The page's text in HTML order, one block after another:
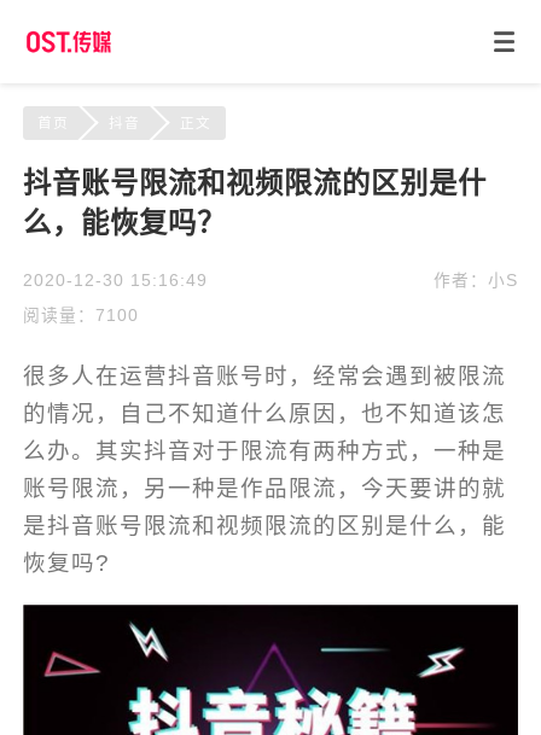
首页 正文
抖音账号限流和视频限流的区别是什
么，能恢复吗？
2020-12-30 15:16:49
阅读量：7100
作者：小S
很多人在运营抖音账号时，经常会遇到被限流
的情况，自己不知道什么原因，也不知道该怎
么办。其实抖音对于限流有两种方式，一种是
账号限流，另一种是作品限流，今天要讲的就
是抖音账号限流和视频限流的区别是什么，能
恢复吗?